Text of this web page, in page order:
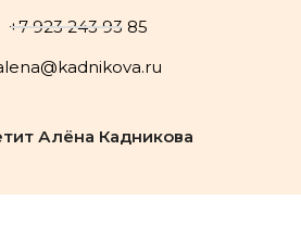
+7 923 243 93 85
Алёна Кадникова